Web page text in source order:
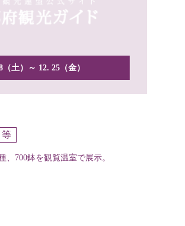
（土）～ 12. 25（金）
等
、700鉢を観覧温室で展示。